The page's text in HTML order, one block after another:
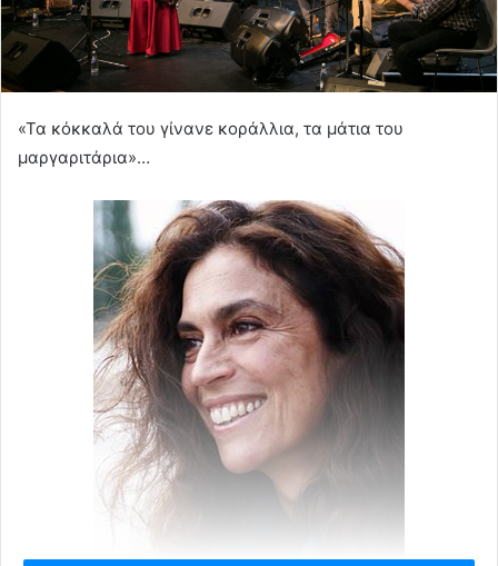
«Τα κόκκαλά του γίνανε κοράλλια, τα μάτια του
μαργαριτάρια»…